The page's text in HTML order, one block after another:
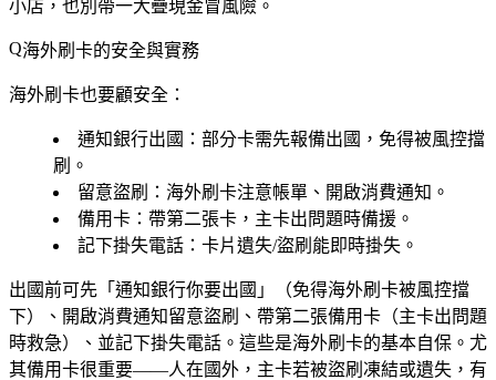
小店，也別帶一大疊現金冒風險。
海外刷卡的安全與實務
海外刷卡也要顧安全：
通知銀行出國 ：部分卡需先報備出國，免得被風控擋
刷。
留意盜刷 ：海外刷卡注意帳單、開啟消費通知。
備用卡 ：帶第二張卡，主卡出問題時備援。
記下掛失電話 ：卡片遺失/盜刷能即時掛失。
出國前可先「通知銀行你要出國」（免得海外刷卡被風控擋
下）、開啟消費通知留意盜刷、帶第二張備用卡（主卡出問題
時救急）、並記下掛失電話。這些是海外刷卡的基本自保。尤
其備用卡很重要——人在國外，主卡若被盜刷凍結或遺失，有